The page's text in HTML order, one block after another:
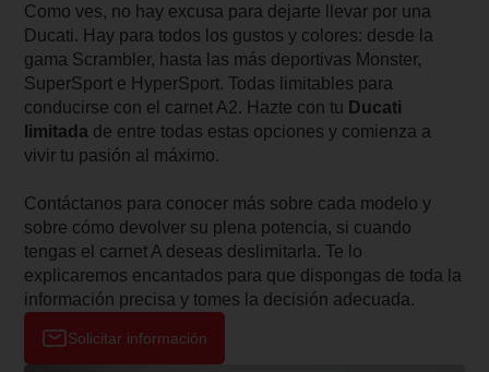
Como ves, no hay excusa para dejarte llevar por una
Ducati. Hay para todos los gustos y colores: desde la
gama Scrambler, hasta las más deportivas Monster,
SuperSport e HyperSport. Todas limitables para
conducirse con el carnet A2. Hazte con tu Ducati
limitada de entre todas estas opciones y comienza a
vivir tu pasión al máximo.
Contáctanos para conocer más sobre cada modelo y
sobre cómo devolver su plena potencia, si cuando
tengas el carnet A deseas deslimitarla. Te lo
explicaremos encantados para que dispongas de toda la
información precisa y tomes la decisión adecuada.
Solicitar información